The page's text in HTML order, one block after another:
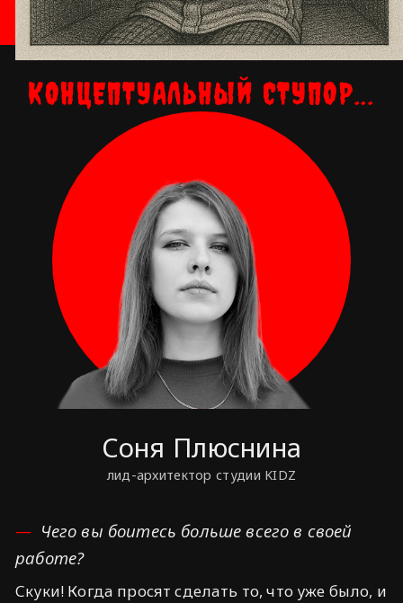
Соня Плюснина
лид-архитектор студии KIDZ
Чего вы боитесь больше всего в своей
работе?
Скуки! Когда просят сделать то, что уже было, и
КОНЦЕПТУАЛЬНЫЙ СТУПОР...